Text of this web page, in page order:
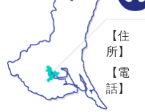
【住
所】
【電
話】